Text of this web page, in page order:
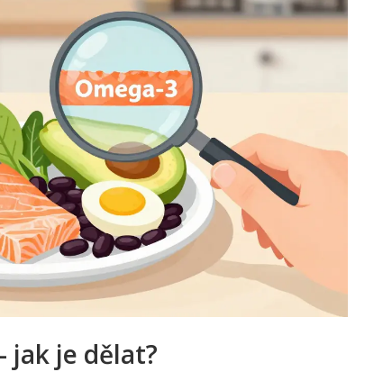
jak je dělat?